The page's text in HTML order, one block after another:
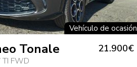
Vehículo de ocasión
Tonale
FWD
21.900€